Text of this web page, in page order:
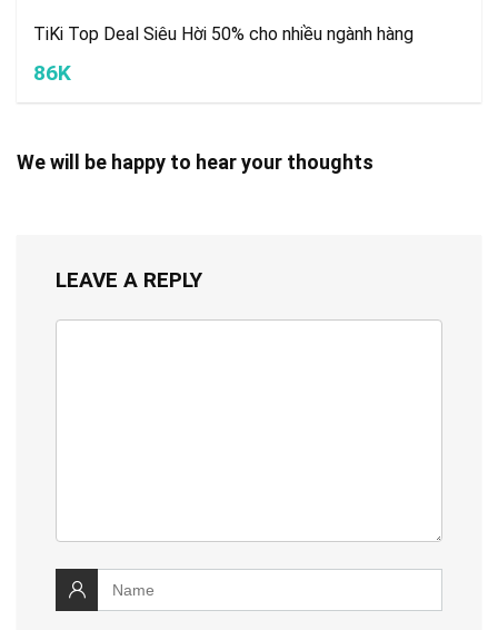
TiKi Top Deal Siêu Hời 50% cho nhiều ngành hàng
86K
We will be happy to hear your thoughts
LEAVE A REPLY